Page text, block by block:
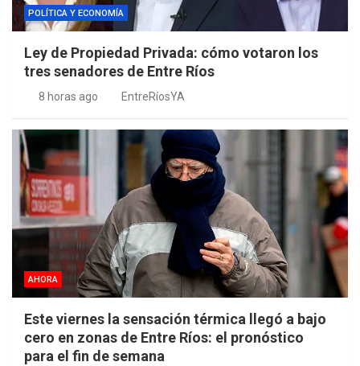
POLÍTICA Y ECONOMÍA
Ley de Propiedad Privada: cómo votaron los
tres senadores de Entre Ríos
8 horas ago EntreRíosYA
AHORA
Este viernes la sensación térmica llegó a bajo
cero en zonas de Entre Ríos: el pronóstico
para el fin de semana